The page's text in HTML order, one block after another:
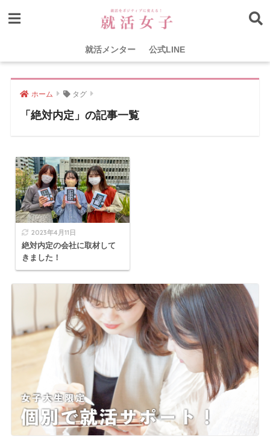
就活メンター 公式LINE
ホーム タグ
「絶対内定」の記事一覧
2023年4月11日
絶対内定の会社に取材して
きました！